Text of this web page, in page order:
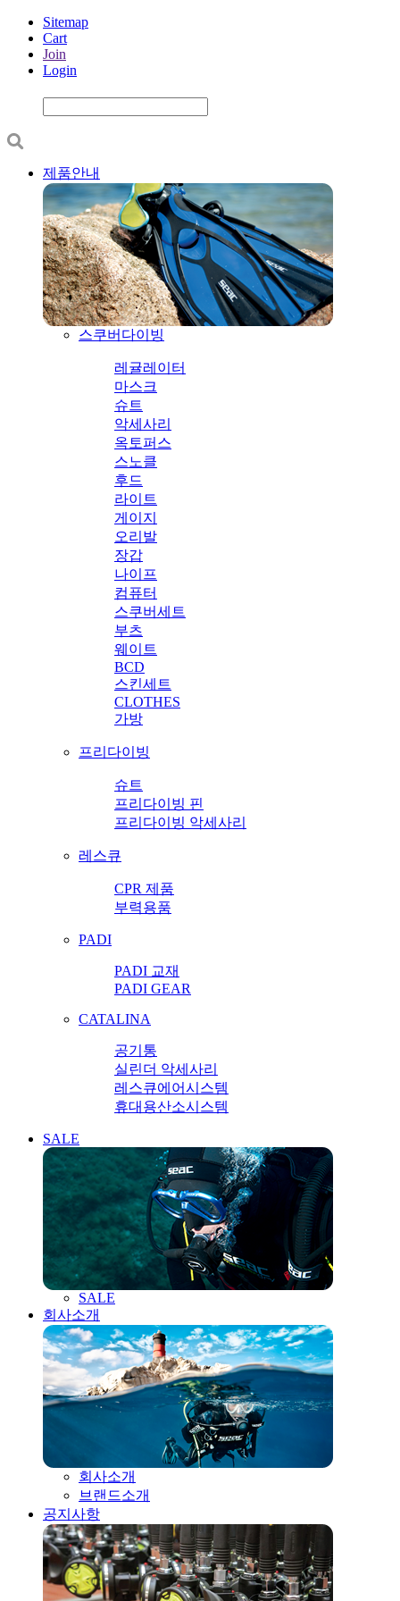
Sitemap
Cart
Join
Login
제품안내
스쿠버다이빙
레귤레이터
마스크
슈트
악세사리
옥토퍼스
스노클
후드
라이트
게이지
오리발
장갑
나이프
컴퓨터
스쿠버세트
부츠
웨이트
BCD
스킨세트
CLOTHES
가방
프리다이빙
슈트
프리다이빙 핀
프리다이빙 악세사리
레스큐
CPR 제품
부력용품
PADI
PADI 교재
PADI GEAR
CATALINA
공기통
실린더 악세사리
레스큐에어시스템
휴대용산소시스템
SALE
SALE
회사소개
회사소개
브랜드소개
공지사항